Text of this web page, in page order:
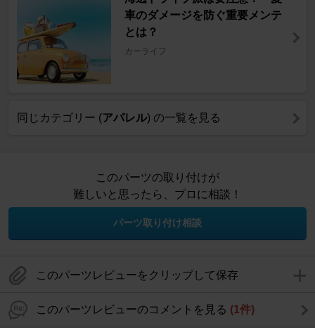
車のダメージを防ぐ重要メンテ
とは？
カーライフ
同じカテゴリー (アパレル) の一覧を見る
このパーツの取り付けが
難しいと思ったら、プロに相談！
パーツ取り付け相談
このパーツレビューをクリップして保存
このパーツレビューのコメントを見る (1件)